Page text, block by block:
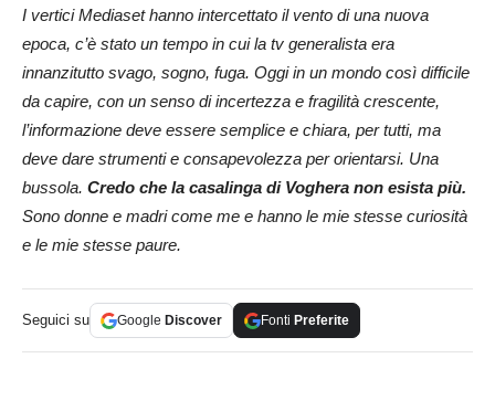
I vertici Mediaset hanno intercettato il vento di una nuova
epoca, c’è stato un tempo in cui la tv generalista era
innanzitutto svago, sogno, fuga. Oggi in un mondo così difficile
da capire, con un senso di incertezza e fragilità crescente,
l’informazione deve essere semplice e chiara, per tutti, ma
deve dare strumenti e consapevolezza per orientarsi. Una
bussola. Credo che la casalinga di Voghera non esista più.
Sono donne e madri come me e hanno le mie stesse curiosità
e le mie stesse paure.
Seguici su Google Discover Fonti Preferite